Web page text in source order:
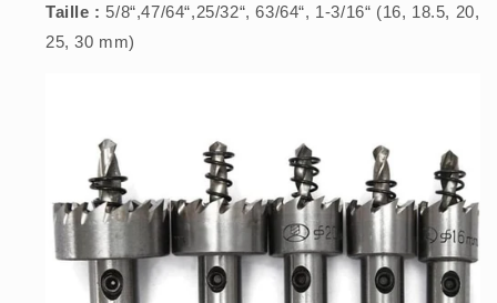
Taille : 5/8“,47/64“,25/32“, 63/64“, 1-3/16“ (16, 18.5, 20,
25, 30 mm)